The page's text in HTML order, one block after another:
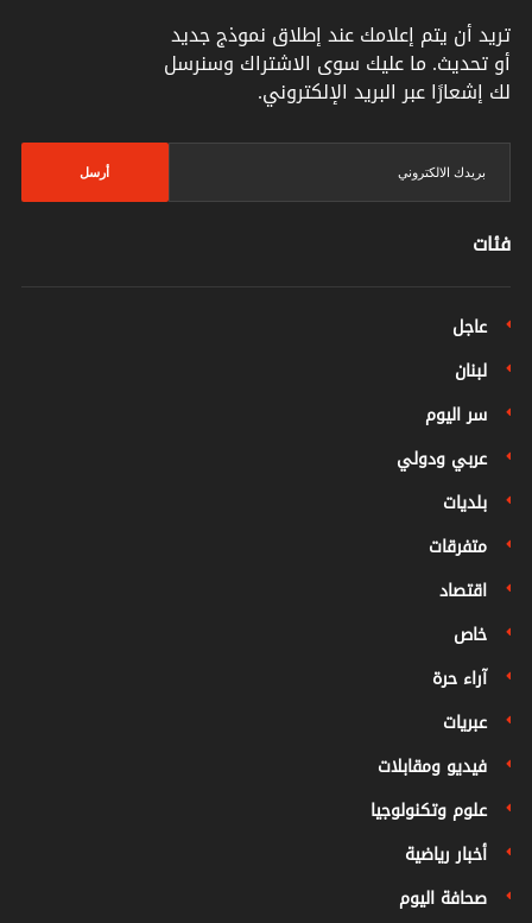
تريد أن يتم إعلامك عند إطلاق نموذج جديد
أو تحديث. ما عليك سوى الاشتراك وسنرسل
لك إشعارًا عبر البريد الإلكتروني.
أرسل
فئات
عاجل
لبنان
سر اليوم
عربي ودولي
بلديات
متفرقات
اقتصاد
خاص
آراء حرة
عبريات
فيديو ومقابلات
علوم وتكنولوجيا
أخبار رياضية
صحافة اليوم